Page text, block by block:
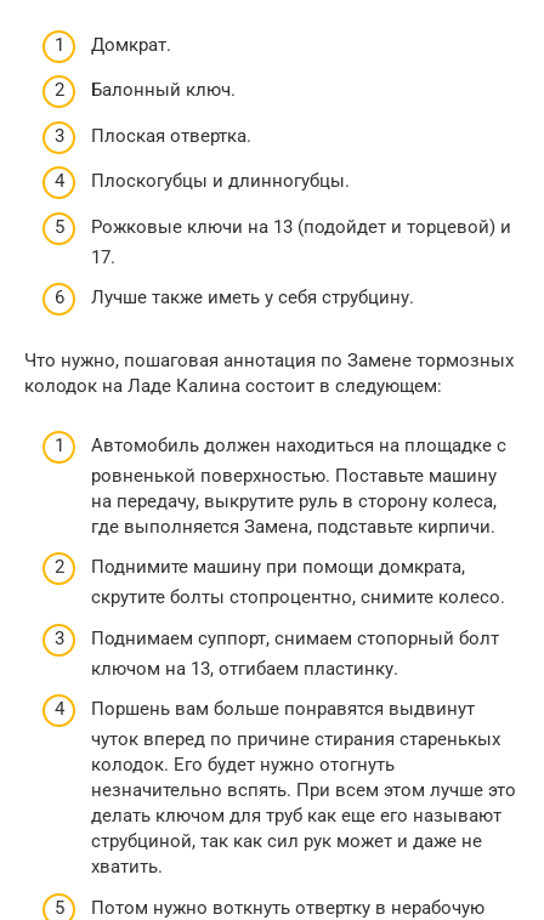
Домкрат.
Балонный ключ.
Плоская отвертка.
Плоскогубцы и длинногубцы.
Рожковые ключи на 13 (подойдет и торцевой) и
17.
Лучше также иметь у себя струбцину.
Что нужно, пошаговая аннотация по Замене тормозных
колодок на Ладе Калина состоит в следующем:
Автомобиль должен находиться на площадке с
ровненькой поверхностью. Поставьте машину
на передачу, выкрутите руль в сторону колеса,
где выполняется Замена, подставьте кирпичи.
Поднимите машину при помощи домкрата,
скрутите болты стопроцентно, снимите колесо.
Поднимаем суппорт, снимаем стопорный болт
ключом на 13, отгибаем пластинку.
Поршень вам больше понравятся выдвинут
чуток вперед по причине стирания старенькых
колодок. Его будет нужно отогнуть
незначительно вспять. При всем этом лучше это
делать ключом для труб как еще его называют
струбциной, так как сил рук может и даже не
хватить.
Потом нужно воткнуть отвертку в нерабочую